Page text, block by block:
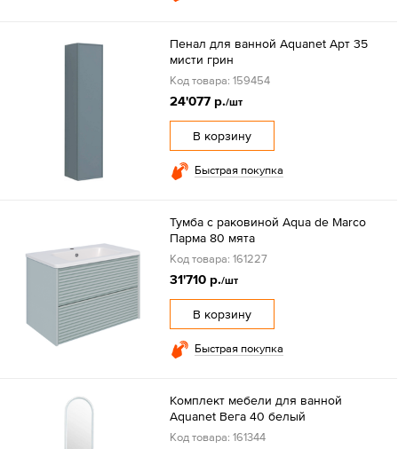
Пенал для ванной Aquanet Арт 35
мисти грин
Код товара: 159454
24'077 р./шт
В корзину
Быстрая покупка
Тумба с раковиной Aqua de Marco
Парма 80 мята
Код товара: 161227
31'710 р./шт
В корзину
Быстрая покупка
Комплект мебели для ванной
Aquanet Вега 40 белый
Код товара: 161344